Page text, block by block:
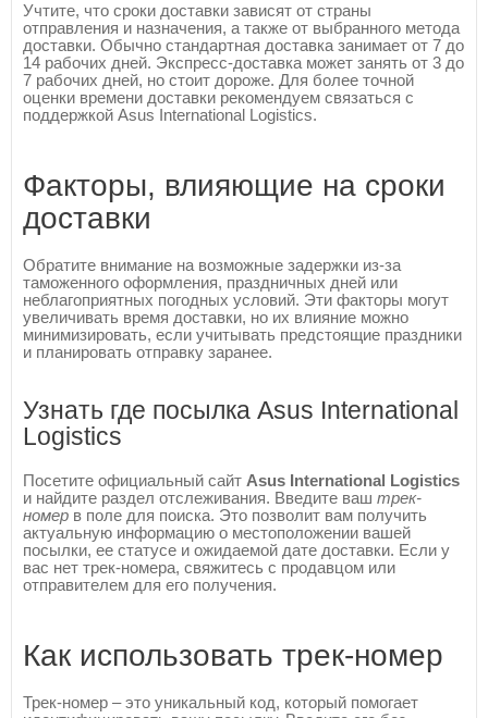
Учтите, что сроки доставки зависят от страны
отправления и назначения, а также от выбранного метода
доставки. Обычно стандартная доставка занимает от 7 до
14 рабочих дней. Экспресс-доставка может занять от 3 до
7 рабочих дней, но стоит дороже. Для более точной
оценки времени доставки рекомендуем связаться с
поддержкой Asus International Logistics.
Факторы, влияющие на сроки
доставки
Обратите внимание на возможные задержки из-за
таможенного оформления, праздничных дней или
неблагоприятных погодных условий. Эти факторы могут
увеличивать время доставки, но их влияние можно
минимизировать, если учитывать предстоящие праздники
и планировать отправку заранее.
Узнать где посылка Asus International
Logistics
Посетите официальный сайт Asus International Logistics
и найдите раздел отслеживания. Введите ваш трек-
номер в поле для поиска. Это позволит вам получить
актуальную информацию о местоположении вашей
посылки, ее статусе и ожидаемой дате доставки. Если у
вас нет трек-номера, свяжитесь с продавцом или
отправителем для его получения.
Как использовать трек-номер
Трек-номер – это уникальный код, который помогает